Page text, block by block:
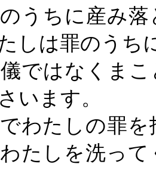
うちに産み
しは罪のうち
ではなくま
います。
わたしの罪
たしを洗っ